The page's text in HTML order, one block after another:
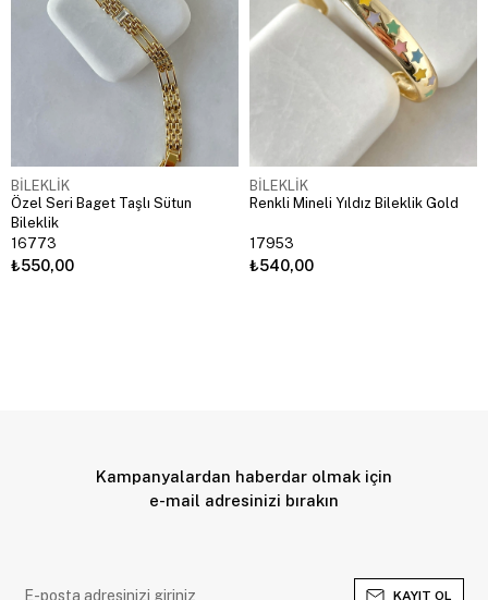
BİLEKLİK
Özel Seri Baget Taşlı Sütun
Bileklik
16773
₺550,00
BİLEKLİK
Renkli Mineli Yıldız Bileklik Gold
17953
₺540,00
Kampanyalardan haberdar olmak için
e-mail adresinizi bırakın
KAYIT OL